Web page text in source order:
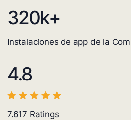
320k+
Instalaciones de app de la
4.8
7.617 Ratings